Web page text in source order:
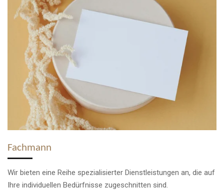
Fachmann
Wir bieten eine Reihe spezialisierter Dienstleistungen an, die auf
Ihre individuellen Bedürfnisse zugeschnitten sind.